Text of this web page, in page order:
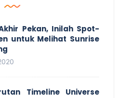
Pekan, Inilah Spot-
untuk Melihat Sunrise
Timeline Universe